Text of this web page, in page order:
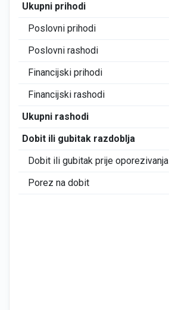
Ukupni prihodi
Poslovni prihodi
Poslovni rashodi
Financijski prihodi
Financijski rashodi
Ukupni rashodi
Dobit ili gubitak razdoblja
Dobit ili gubitak prije oporezivanja
Porez na dobit